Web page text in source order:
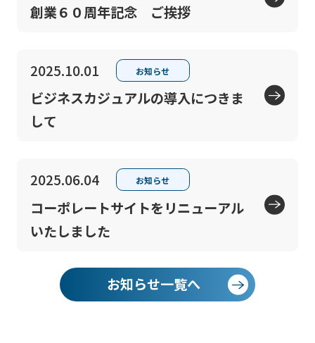
創業６０周年記念 ご挨拶
2025.10.01 お知らせ
ビジネスカジュアルの導入につきま
して
2025.06.04 お知らせ
コーポレートサイトをリニューアル
いたしました
お知らせ一覧へ